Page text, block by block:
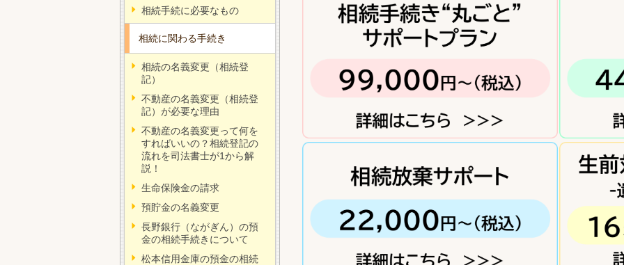
相続手続に必要なもの
相続に関わる手続き
相続の名義変更（相続登
記）
不動産の名義変更（相続登
記）が必要な理由
不動産の名義変更って何を
すればいいの？相続登記の
流れを司法書士が1から解
説！
生命保険金の請求
預貯金の名義変更
長野銀行（ながぎん）の預
金の相続手続きについて
松本信用金庫の預金の相続